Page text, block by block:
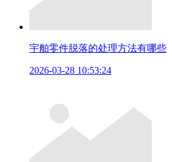
宇舶零件脱落的处理方法有哪些
2026-03-28 10:53:24